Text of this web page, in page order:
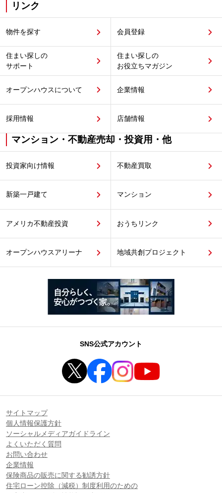
リンク
物件を探す 会員登録
住まい探しの
サポート
住まい探しの
お役立ちマガジン
オープンハウスについて 企業情報
採用情報 店舗情報
マンション・不動産売却・投資用・他
投資家向け情報 不動産買取
新築一戸建て マンション
アメリカ不動産投資 おうちリンク
オープンハウスアリーナ 地域共創プロジェクト
SNS公式アカウント
サイトマップ
個人情報保護方針
ソーシャルメディアガイドライン
よくいただく質問
お問い合わせ
企業情報
保険商品の販売に関する勧誘方針
住宅ローン控除（減税）制度利用のための